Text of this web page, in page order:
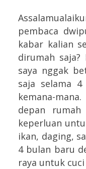
pembaca
kabar kalian
dirumah
saya nggak
saja selama
kemana-
depan
keperluan
ikan, daging,
4 bulan baru
raya untuk